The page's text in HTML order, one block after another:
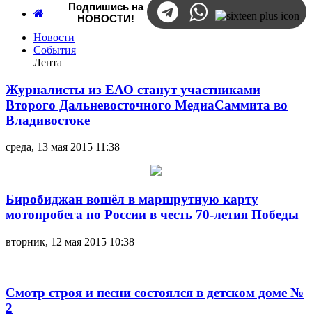
Подпишись на
НОВОСТИ!
Новости
События
Лента
Журналисты из ЕАО станут участниками
Второго Дальневосточного МедиаСаммита во
Владивостоке
среда, 13 мая 2015 11:38
Биробиджан вошёл в маршрутную карту
мотопробега по России в честь 70-летия Победы
вторник, 12 мая 2015 10:38
Смотр строя и песни состоялся в детском доме №
2